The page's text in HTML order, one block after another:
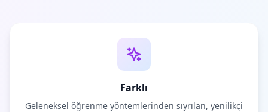
Farklı
Geleneksel öğrenme yöntemlerinden sıyrılan, yenilikçi